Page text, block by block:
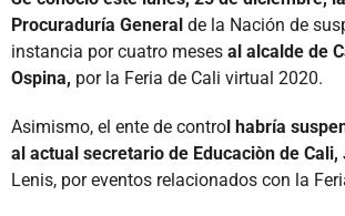
Procuraduría General de la Nación de
instancia por cuatro meses al alcalde de
Ospina, por la Feria de Cali virtual 2020.
Asimismo, el ente de control habría
al actual secretario de Educaciòn de Cali,
Lenis, por eventos relacionados con la